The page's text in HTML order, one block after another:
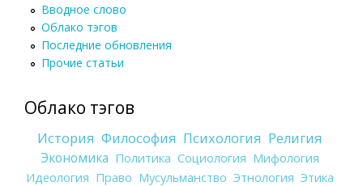
Вводное слово
Облако тэгов
Последние обновления
Прочие статьи
Облако тэгов
История Философия Психология Религия
Экономика Политика Социология Мифология
Идеология Право Мусульманство Этнология Этика